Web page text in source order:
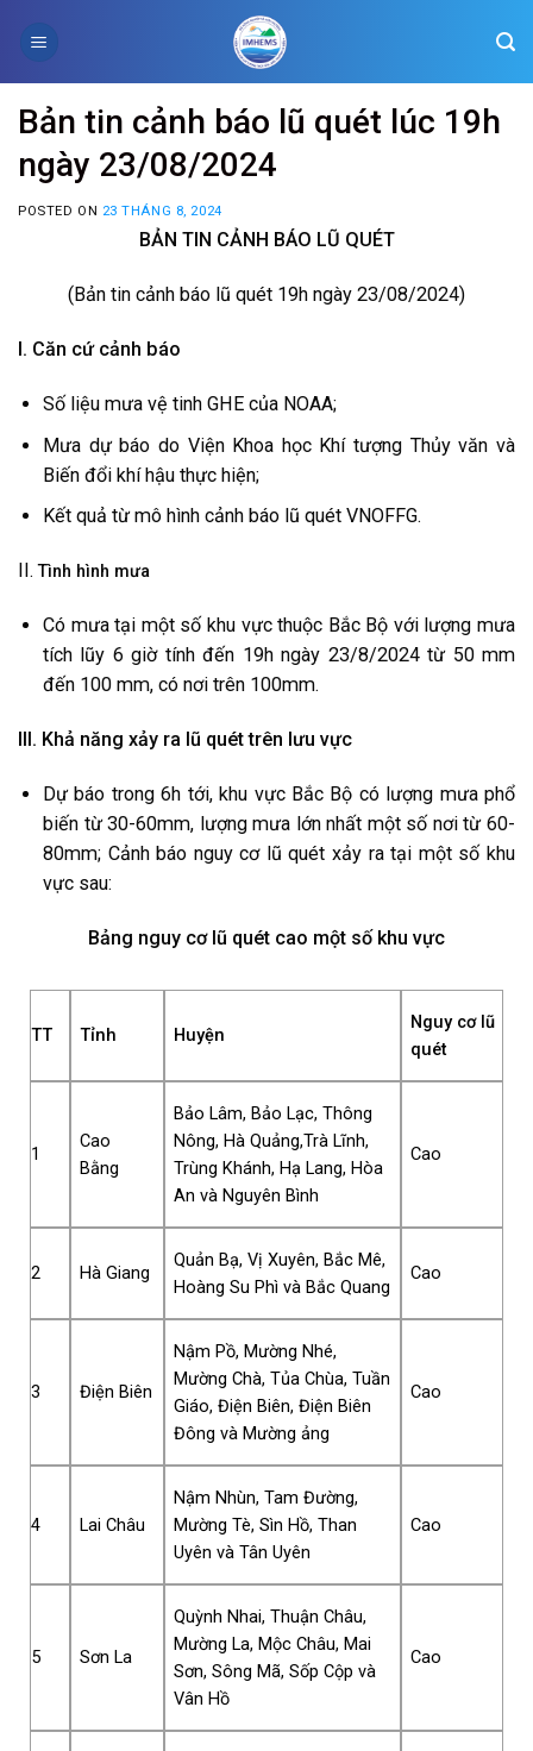
Bản tin cảnh báo lũ quét lúc 19h
ngày 23/08/2024
POSTED ON 23 THÁNG 8, 2024
BẢN TIN CẢNH BÁO LŨ QUÉT
(Bản tin cảnh báo lũ quét 19h ngày 23/08/2024)
I. Căn cứ cảnh báo
Số liệu mưa vệ tinh GHE của NOAA;
Mưa dự báo do Viện Khoa học Khí tượng Thủy văn và
Biến đổi khí hậu thực hiện;
Kết quả từ mô hình cảnh báo lũ quét VNOFFG.
II.Tình hình mưa
Có mưa tại một số khu vực thuộc Bắc Bộ với lượng mưa
tích lũy 6 giờ tính đến 19h ngày 23/8/2024 từ 50 mm
đến 100 mm, có nơi trên 100mm.
III. Khả năng xảy ra lũ quét trên lưu vực
Dự báo trong 6h tới, khu vực Bắc Bộ có lượng mưa phổ
biến từ 30-60mm, lượng mưa lớn nhất một số nơi từ 60-
80mm; Cảnh báo nguy cơ lũ quét xảy ra tại một số khu
vực sau:
Bảng nguy cơ lũ quét cao một số khu vực
TT Tỉnh Huyện
Nguy cơ lũ
quét
1
Cao
Bằng
Bảo Lâm, Bảo Lạc, Thông
Nông, Hà Quảng,Trà Lĩnh,
Trùng Khánh, Hạ Lang, Hòa
An và Nguyên Bình
Cao
2 Hà Giang
Quản Bạ, Vị Xuyên, Bắc Mê,
Hoàng Su Phì và Bắc Quang
Cao
3 Điện Biên
Nậm Pồ, Mường Nhé,
Mường Chà, Tủa Chùa, Tuần
Giáo, Điện Biên, Điện Biên
Đông và Mường ảng
Cao
4 Lai Châu
Nậm Nhùn, Tam Đường,
Mường Tè, Sìn Hồ, Than
Uyên và Tân Uyên
Cao
5 Sơn La
Quỳnh Nhai, Thuận Châu,
Mường La, Mộc Châu, Mai
Sơn, Sông Mã, Sốp Cộp và
Vân Hồ
Cao